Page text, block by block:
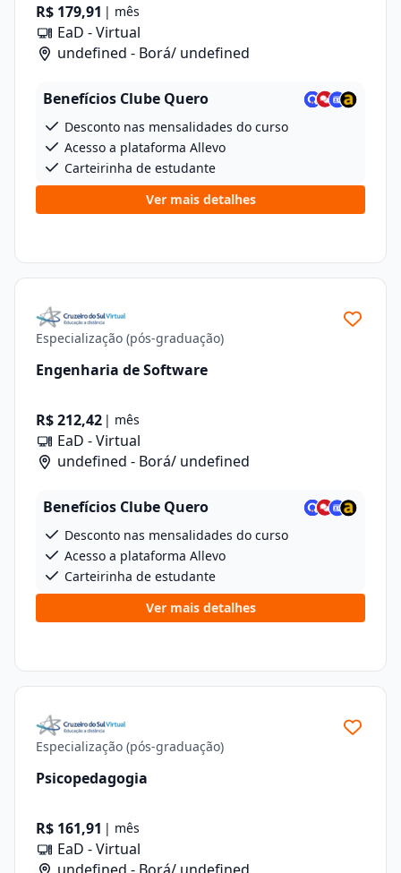
R$ 179,91 | mês
EaD - Virtual
undefined - Borá/ undefined
Benefícios Clube Quero
Desconto nas mensalidades do curso
Acesso a plataforma Allevo
Carteirinha de estudante
Ver mais detalhes
Especialização (pós-graduação)
Engenharia de Software
R$ 212,42 | mês
EaD - Virtual
undefined - Borá/ undefined
Benefícios Clube Quero
Desconto nas mensalidades do curso
Acesso a plataforma Allevo
Carteirinha de estudante
Ver mais detalhes
Especialização (pós-graduação)
Psicopedagogia
R$ 161,91 | mês
EaD - Virtual